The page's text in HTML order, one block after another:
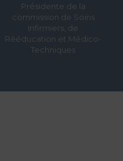
Présidente de la
commission de Soins
Infirmiers, de
Rééducation et Médico-
Techniques